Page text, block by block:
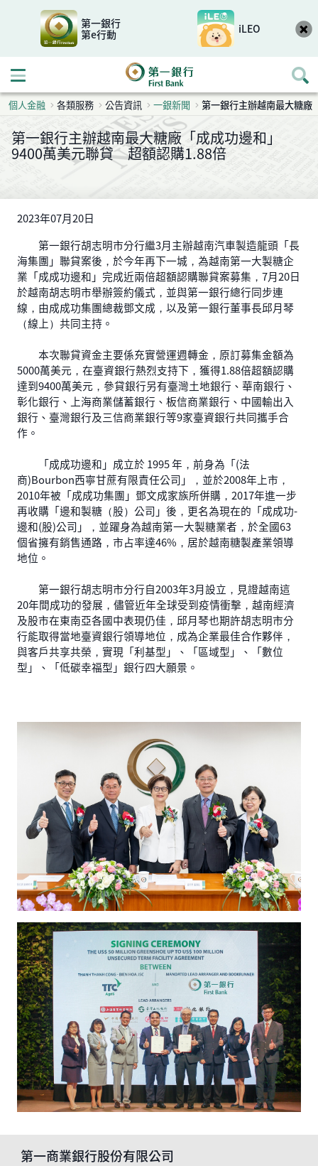
第一銀行
第e行動
iLEO
開啟行動選單
個人金融 各類服務 公告資訊 一銀新聞 第一銀行主辦越南最大糖
第一銀行主辦越南最大糖廠「成成功邊和」
9400萬美元聯貸 超額認購1.88倍
2023年07月20日
第一銀行胡志明市分行繼3月主辦越南汽車製造龍頭「長
海集團」聯貸案後，於今年再下一城，為越南第一大製糖企
業「成成功邊和」完成近兩倍超額認購聯貸案募集，7月20日
於越南胡志明市舉辦簽約儀式，並與第一銀行總行同步連
線，由成成功集團總裁鄧文成，以及第一銀行董事長邱月琴
（線上）共同主持。
本次聯貸資金主要係充實營運週轉金，原訂募集金額為
5000萬美元，在臺資銀行熱烈支持下，獲得1.88倍超額認購
達到9400萬美元，參貸銀行另有臺灣土地銀行、華南銀行、
彰化銀行、上海商業儲蓄銀行、板信商業銀行、中國輸出入
銀行、臺灣銀行及三信商業銀行等9家臺資銀行共同攜手合
作。
「成成功邊和」成立於 1995 年，前身為「(法
商)Bourbon西寧甘蔗有限責任公司」，並於2008年上市，
2010年被「成成功集團」鄧文成家族所併購，2017年進一步
再收購「邊和製糖（股）公司」後，更名為現在的「成成功-
邊和(股)公司」，並躍身為越南第一大製糖業者，於全國63
個省擁有銷售通路，市占率達46%，居於越南糖製產業領導
地位。
第一銀行胡志明市分行自2003年3月設立，見證越南這
20年間成功的發展，儘管近年全球受到疫情衝擊，越南經濟
及股市在東南亞各國中表現仍佳，邱月琴也期許胡志明市分
行能取得當地臺資銀行領導地位，成為企業最佳合作夥伴，
與客戶共享共榮，實現「利基型」、「區域型」、「數位
型」、「低碳幸福型」銀行四大願景。
第一商業銀行股份有限公司